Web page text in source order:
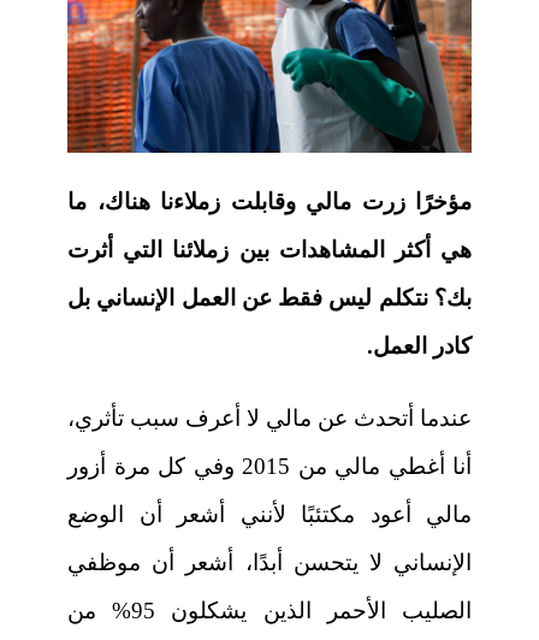
مؤخرًا زرت مالي وقابلت زملاءنا هناك، ما
هي أكثر المشاهدات بين زملائنا التي أثرت
بك؟ نتكلم ليس فقط عن العمل الإنساني بل
كادر العمل.
عندما أتحدث عن مالي لا أعرف سبب تأثري،
أنا أغطي مالي من 2015 وفي كل مرة أزور
مالي أعود مكتئبًا لأنني أشعر أن الوضع
الإنساني لا يتحسن أبدًا، أشعر أن موظفي
الصليب الأحمر الذين يشكلون 95% من